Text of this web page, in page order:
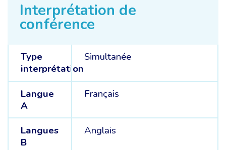
Interprétation de
conférence
Type
interprétation
Simultanée
Langue
A
Français
Langues
B
Anglais